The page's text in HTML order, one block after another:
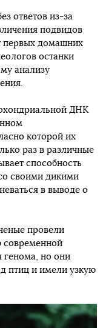
ответов из-за
подвидов
первых домашних
останки
анализу
ДНК
которой их
раз в различные
способность
своими дикими
в выводе о
провели
современной
генома, но они
птиц и имели узкую